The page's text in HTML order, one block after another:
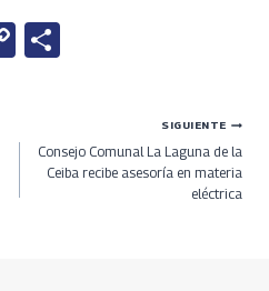
C
Li e
SIGUIENTE
Consejo Comunal La Laguna de la
Ceiba recibe asesoría en materia
eléctrica